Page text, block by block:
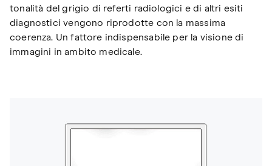
tonalità del grigio di referti radiologici e di altri esiti
diagnostici vengono riprodotte con la massima
coerenza. Un fattore indispensabile per la visione di
immagini in ambito medicale.